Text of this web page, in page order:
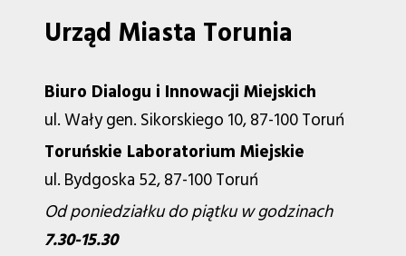
Urząd Miasta Torunia
Biuro Dialogu i Innowacji Miejskich
ul. Wały gen. Sikorskiego 10, 87-100 Toruń
Toruńskie Laboratorium Miejskie
ul. Bydgoska 52, 87-100 Toruń
Od poniedziałku do piątku w godzinach
7.30-15.30